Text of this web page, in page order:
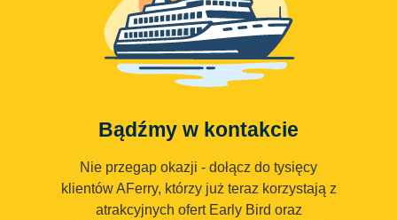
Bądźmy w kontakcie
Nie przegap okazji - dołącz do tysięcy
klientów AFerry, którzy już teraz korzystają z
atrakcyjnych ofert Early Bird oraz